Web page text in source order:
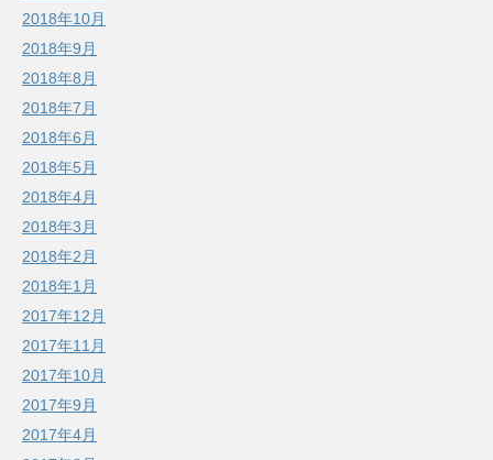
2018年10月
2018年9月
2018年8月
2018年7月
2018年6月
2018年5月
2018年4月
2018年3月
2018年2月
2018年1月
2017年12月
2017年11月
2017年10月
2017年9月
2017年4月